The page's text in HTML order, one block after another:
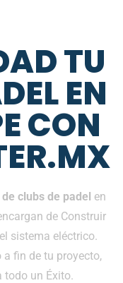
TU
EN
CON
clubs de padel en
de Construir
sistema eléctrico.
fin de tu proyecto,
todo un Éxito.